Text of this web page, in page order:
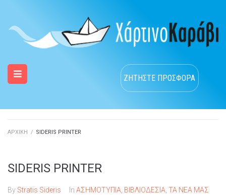
ΖΗΤΗΣΤΕ ΠΡΟΣΦΟΡΑ
ΑΡΧΙΚΗ / SIDERIS PRINTER
SIDERIS PRINTER
By Stratis Sideris In ΑΣΗΜΟΤΥΠΙΑ, ΒΙΒΛΙΟΔΕΣΙΑ, ΤΑ ΝΕΑ ΜΑΣ